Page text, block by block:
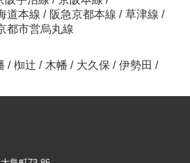
道本線 / 阪急京都本線 / 草津線 /
都市営烏丸線
/ 椥辻 / 木幡 / 大久保 / 伊勢田 /